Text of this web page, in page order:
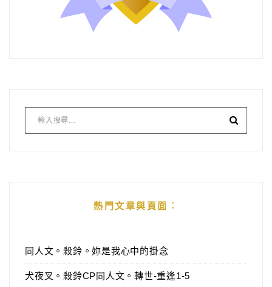
熱門文章與頁面︰
同人文。殺鈴。妳是我心中的掛念
犬夜叉。殺鈴CP同人文。轉世-重逢1-5